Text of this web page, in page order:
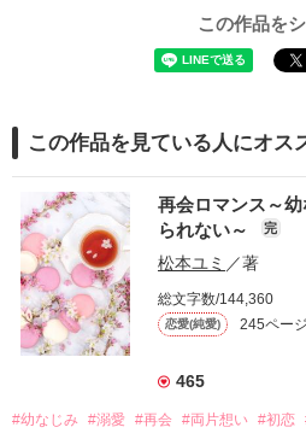
この作品を
この作品を見ている人にオス
再会ロマンス～
られない～
完
松本ユミ ／著
総文字数/144,360
恋愛(純愛) 245ページ
465
#幼なじみ #溺愛 #再会 #両片想い #初恋